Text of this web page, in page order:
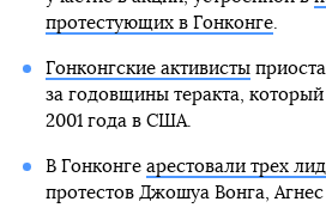
протестующих в Гонконге.
Гонконгские активисты
за годовщины теракта, который
2001 года в США.
В Гонконге арестовали трех
протестов Джошуа Вонга,